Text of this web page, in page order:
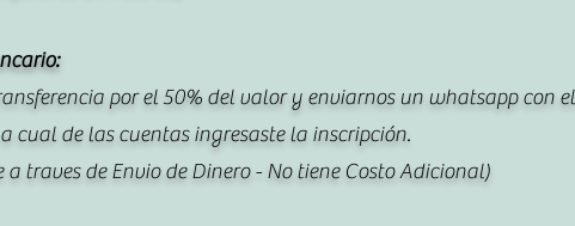
por el 50% del valor y enviarnos un whatsapp con
cual de las cuentas ingresaste la inscripción.
traves de Envio de Dinero - No tiene Costo Adicional)